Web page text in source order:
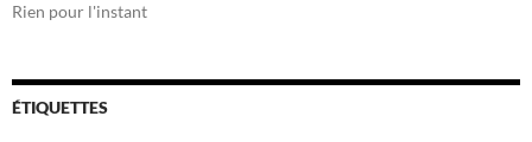
Rien pour l'instant
ÉTIQUETTES